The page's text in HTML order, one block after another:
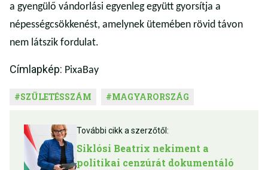
a gyengülő vándorlási egyenleg együtt gyorsítja a
népességcsökkenést, amelynek ütemében rövid távon
nem látszik fordulat.
Címlapkép: PixaBay
#SZÜLETÉSSZÁM #MAGYARORSZÁG
További cikk a szerzőtől:
Siklósi Beatrix nekiment a
politikai cenzúrát dokumentáló